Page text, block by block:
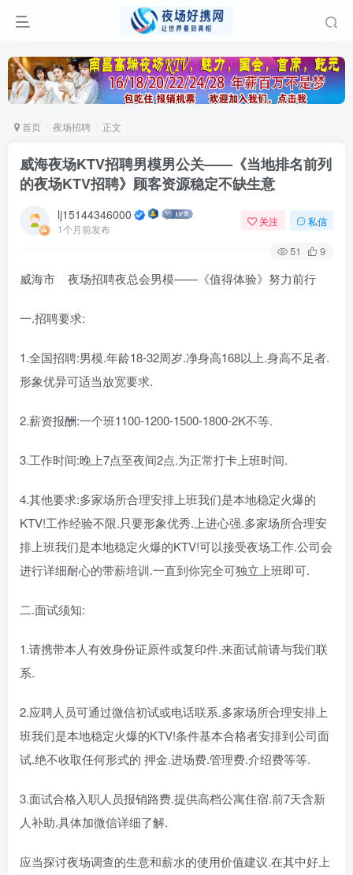
首页 夜场招聘 正文
威海夜场KTV招聘男模男公关——《当地排名前列
的夜场KTV招聘》顾客资源稳定不缺生意
lj15144346000
1个月前发布
关注 私信
51 9
威海市 夜场招聘夜总会男模——《值得体验》努力前行
一.招聘要求:
1.全国招聘:男模.年龄18-32周岁.净身高168以上.身高不足者.
形象优异可适当放宽要求.
2.薪资报酬:一个班1100-1200-1500-1800-2K不等.
3.工作时间:晚上7点至夜间2点.为正常打卡上班时间.
4.其他要求:多家场所合理安排上班我们是本地稳定火爆的
KTV!工作经验不限.只要形象优秀.上进心强.多家场所合理安
排上班我们是本地稳定火爆的KTV!可以接受夜场工作.公司会
进行详细耐心的带薪培训.一直到你完全可独立上班即可.
二.面试须知:
1.请携带本人有效身份证原件或复印件.来面试前请与我们联
系.
2.应聘人员可通过微信初试或电话联系.多家场所合理安排上
班我们是本地稳定火爆的KTV!条件基本合格者安排到公司面
试.绝不收取任何形式的 押金.进场费.管理费.介绍费等等.
3.面试合格入职人员报销路费.提供高档公寓住宿.前7天含新
人补助.具体加微信详细了解.
应当探讨夜场调查的生意和薪水的使用价值建议.在其中好上